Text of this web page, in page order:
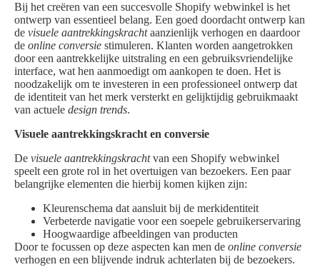
Bij het creëren van een succesvolle Shopify webwinkel is het
ontwerp van essentieel belang. Een goed doordacht ontwerp kan
de visuele aantrekkingskrachtaanzienlijk verhogen en daardoor
de online conversie stimuleren. Klanten worden aangetrokken
door een aantrekkelijke uitstraling en een gebruiksvriendelijke
interface, wat hen aanmoedigt om aankopen te doen. Het is
noodzakelijk om te investeren in een professioneel ontwerp dat
de identiteit van het merk versterkt en gelijktijdig gebruikmaakt
van actuele design trends.
Visuele aantrekkingskracht en conversie
De visuele aantrekkingskrachtvan een Shopify webwinkel
speelt een grote rol in het overtuigen van bezoekers. Een paar
belangrijke elementen die hierbij komen kijken zijn:
Kleurenschema dat aansluit bij de merkidentiteit
Verbeterde navigatie voor een soepele gebruikerservaring
Hoogwaardige afbeeldingen van producten
Door te focussen op deze aspecten kan men de online conversie
verhogen en een blijvende indruk achterlaten bij de bezoekers.